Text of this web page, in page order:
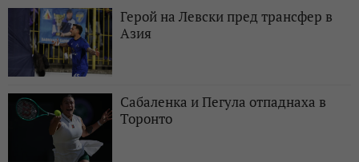
Герой на Левски пред трансфер в
Азия
Сабаленка и Пегула отпаднаха в
Торонто